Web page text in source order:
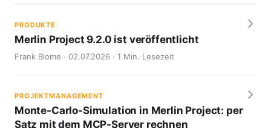
PRODUKTE
Merlin Project 9.2.0 ist veröffentlicht
Frank Blome · 02.07.2026 · 1 Min. Lesezeit
PROJEKTMANAGEMENT
Monte-Carlo-Simulation in Merlin Project: per
Satz mit dem MCP-Server rechnen